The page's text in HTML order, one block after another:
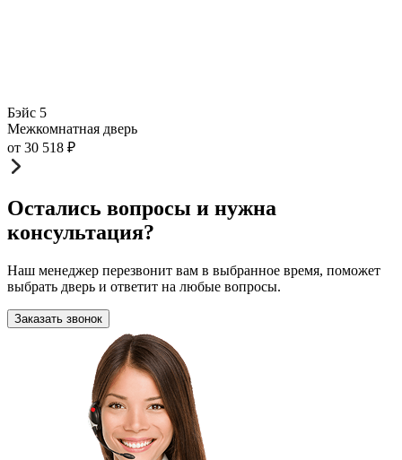
Бэйс 5
Межкомнатная дверь
от 30 518 ₽
Остались вопросы и нужна
консультация?
Наш менеджер перезвонит вам в выбранное время, поможет
выбрать дверь и ответит на любые вопросы.
Заказать звонок